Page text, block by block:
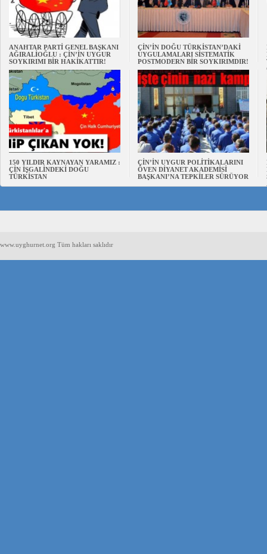
ANAHTAR PARTİ GENEL BAŞKANI
AĞIRALİOĞLU : ÇİN’İN UYGUR
SOYKIRIMI BİR HAKİKATTIR!
ÇİN’İN DOĞU TÜRKİSTAN’DAKİ
UYGULAMALARI SİSTEMATİK
POSTMODERN BİR SOYKIRIMDIR!
150 YILDIR KAYNAYAN YARAMIZ :
ÇİN İŞGALİNDEKİ DOĞU
TÜRKİSTAN
ÇİN’İN UYGUR POLİTİKALARINI
ÖVEN DİYANET AKADEMİSİ
BAŞKANI’NA TEPKİLER SÜRÜYOR
www.uyghurnet.org Tüm hakları saklıdır